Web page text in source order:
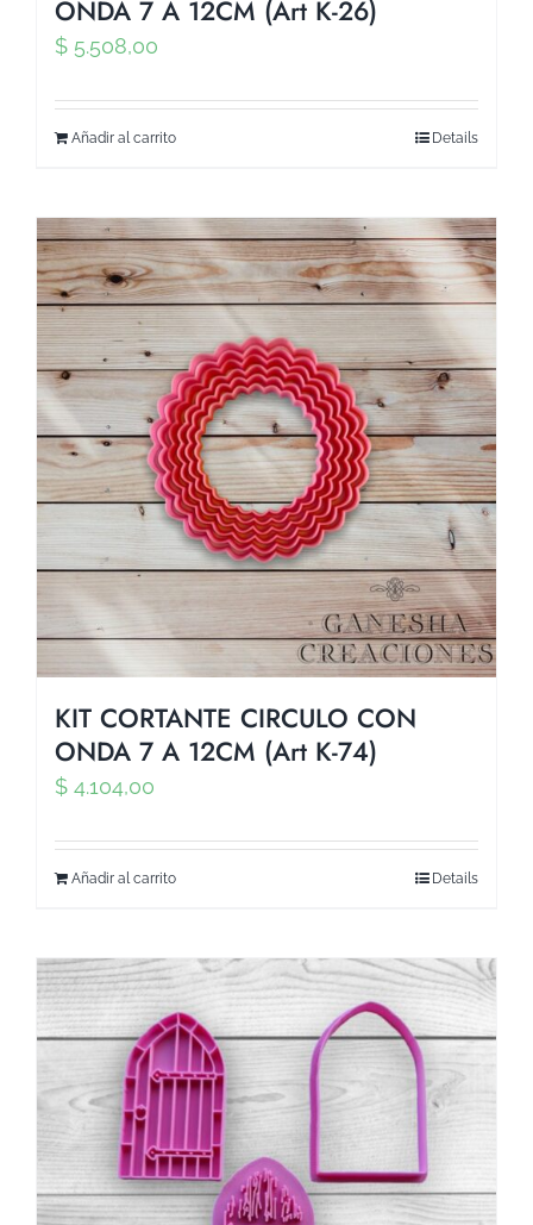
ONDA 7 A 12CM (Art K-26)
$ 5.508,00
Añadir al carrito Details
KIT CORTANTE CIRCULO CON
ONDA 7 A 12CM (Art K-74)
$ 4.104,00
Añadir al carrito Details